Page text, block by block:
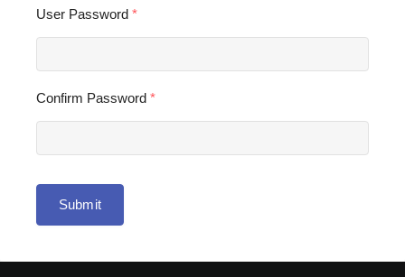
User Password *
Confirm Password *
Submit